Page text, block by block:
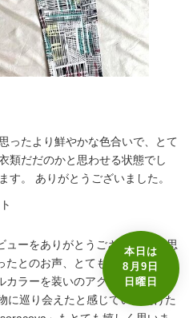
本日は
8月9日
日曜日
ったより鮮やかな色合いで、とて
類だだのかと思わせる状態でし
す。 ありがとうございました。
ューをありがとうございます☺️ 思
とのお声、とても嬉しいです🩷
ラーを装いのアクセントとして
に巡り会えたと感じていただけた